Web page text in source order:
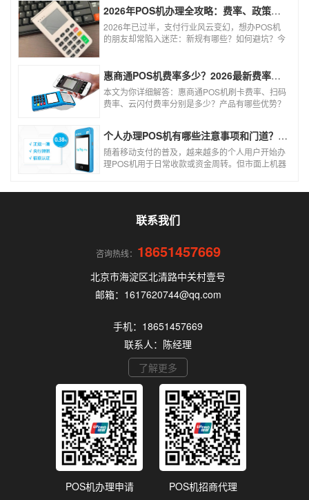
风险。以下结合权威信息分析原因及应对建议：2026年POS机办理全攻略：费率、政策、避坑一篇讲清
2026年已过半，支付行业风云变幻，想办POS机
的朋友却常陷入迷茫：新规有哪些？如何避坑？今
使用！
惠商通POS机费率多少？2026最新费率标准及办理全攻略
本文为你详细解答：惠商通POS机刷卡费率、扫码
费率、云闪付费率分别是多少？产品有哪些优势？
个人办理POS机有哪些注意事项和门道？（2026最新避坑指南）
随着移动支付的普及，越来越多的个人用户开始办
理POS机用于日常收款或资金周转。但市面上机器
联系我们
咨询热线： 18651457669
北京市海淀区北清路中关村壹号
邮箱：1617620744@qq.com
手机：18651457669
联系人：陈经理
了解更多
POS机办理申请 POS机招商代理